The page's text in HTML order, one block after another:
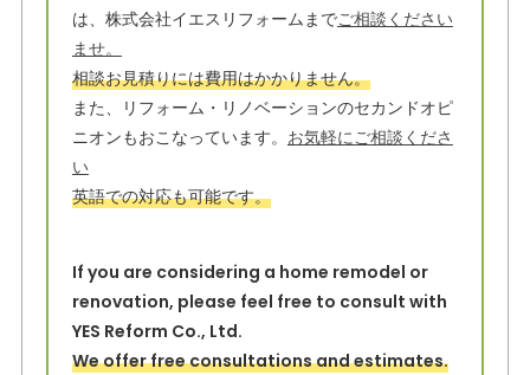
e
r
b
o
o
k
は、株式会社イエスリフォームまでご相談ください
ませ。
相談お見積りには費用はかかりません。
また、リフォーム・リノベーションのセカンドオピ
ニオンもおこなっています。 お気軽にご相談くださ
い
英語での対応も可能です。
If you are considering a home remodel or
renovation, please feel free to consult with
YES Reform Co., Ltd.
We offer free consultations and estimates.